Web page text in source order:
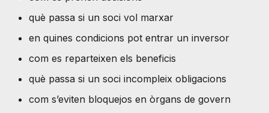
què passa si un soci vol marxar
en quines condicions pot entrar un inversor
com es reparteixen els beneficis
què passa si un soci incompleix obligacions
com s’eviten bloquejos en òrgans de govern